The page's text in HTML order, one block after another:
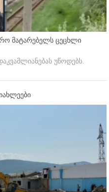
მატარებელს ცეცხლი
უწოდებს.